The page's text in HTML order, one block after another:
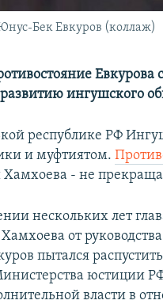
Бек Евкуров (коллаж)
Евкурова
ингушского
республике РФ
и муфтиятом.
- не
нескольких лет
Хамхоева от
пытался
юстиции
власти в